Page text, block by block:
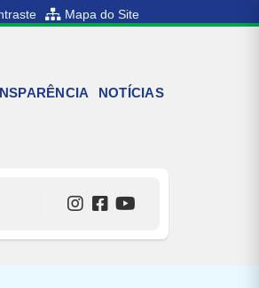
Mapa do Site
NOTÍCIAS